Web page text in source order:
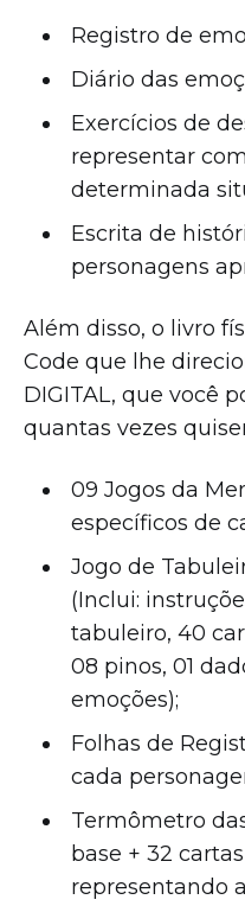
Registro de
Diário das
Exercícios de
representar
determinada
Escrita de
personagens
Além disso, o livro
Code que lhe
DIGITAL, que você
quantas vezes
09 Jogos da
específicos de
Jogo de
(Inclui:
tabuleiro, 40
08 pinos, 01
emoções);
Folhas de
cada
Termômetro
base + 32
representando